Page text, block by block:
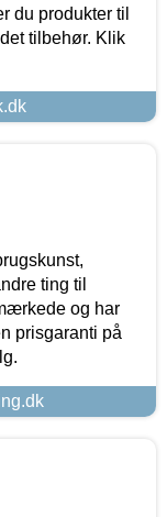
du produkter til
tilbehør. Klik
ting til
og har
prisgaranti på